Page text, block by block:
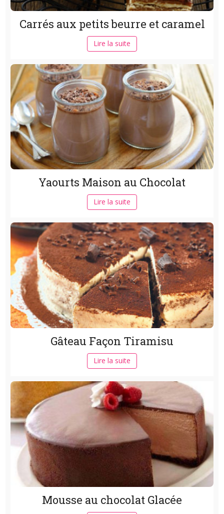
Carrés aux petits beurre et caramel
Lire la suite
Yaourts Maison au Chocolat
Lire la suite
Gâteau Façon Tiramisu
Lire la suite
Mousse au chocolat Glacée